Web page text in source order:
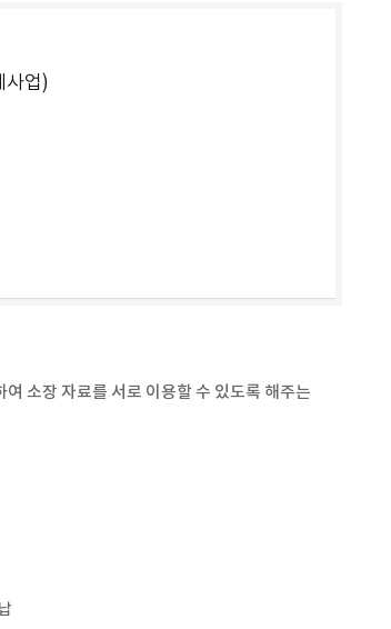
사업)
소장 자료를 서로 이용할 수 있도록 해주는